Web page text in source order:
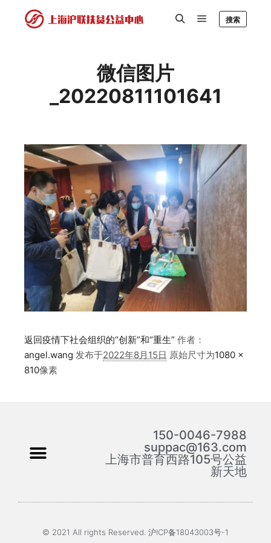
搜索
微信图片
_20220811101641
返回疫情下社会组织的“创新”和“重生” 作者：
angel.wang 发布于2022年8月15日 原始尺寸为1080 ×
810像素
150-0046-7988
suppac@163.com
上海市普育西路105号公益
新天地
© 2021 All rights Reserved. 沪ICP备18043003号-1